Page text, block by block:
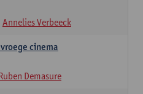
Annelies Verbeeck
cinema
Demasure